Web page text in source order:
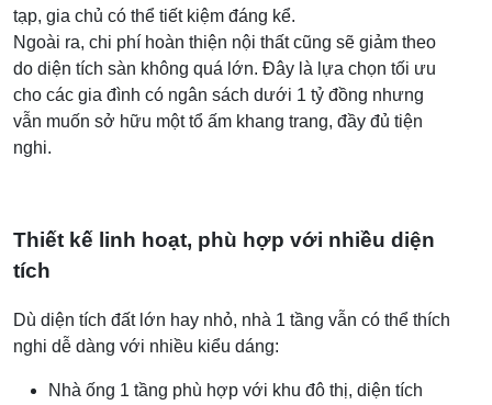
tạp, gia chủ có thể tiết kiệm đáng kể.
Ngoài ra, chi phí hoàn thiện nội thất cũng sẽ giảm theo
do diện tích sàn không quá lớn. Đây là lựa chọn tối ưu
cho các gia đình có ngân sách dưới 1 tỷ đồng nhưng
vẫn muốn sở hữu một tổ ấm khang trang, đầy đủ tiện
nghi.
Thiết kế linh hoạt, phù hợp với nhiều diện
tích
Dù diện tích đất lớn hay nhỏ, nhà 1 tầng vẫn có thể thích
nghi dễ dàng với nhiều kiểu dáng:
Nhà ống 1 tầng phù hợp với khu đô thị, diện tích